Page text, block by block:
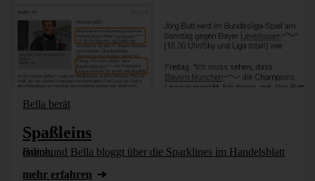
Bella berät
Spaßleins
Bürohund Bella bloggt über die Sparklines im Handelsblatt online.
mehr erfahren